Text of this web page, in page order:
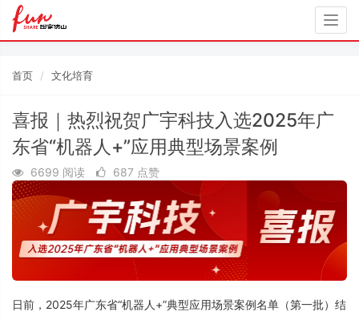
首页 文化培育
喜报｜热烈祝贺广宇科技入选2025年广
东省“机器人+”应用典型场景案例
6699 阅读 687 点赞
日前，2025年广东省“机器人+”典型应用场景案例名单（第一批）结